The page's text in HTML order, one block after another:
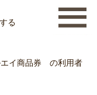
る
イ商品券 の利用者